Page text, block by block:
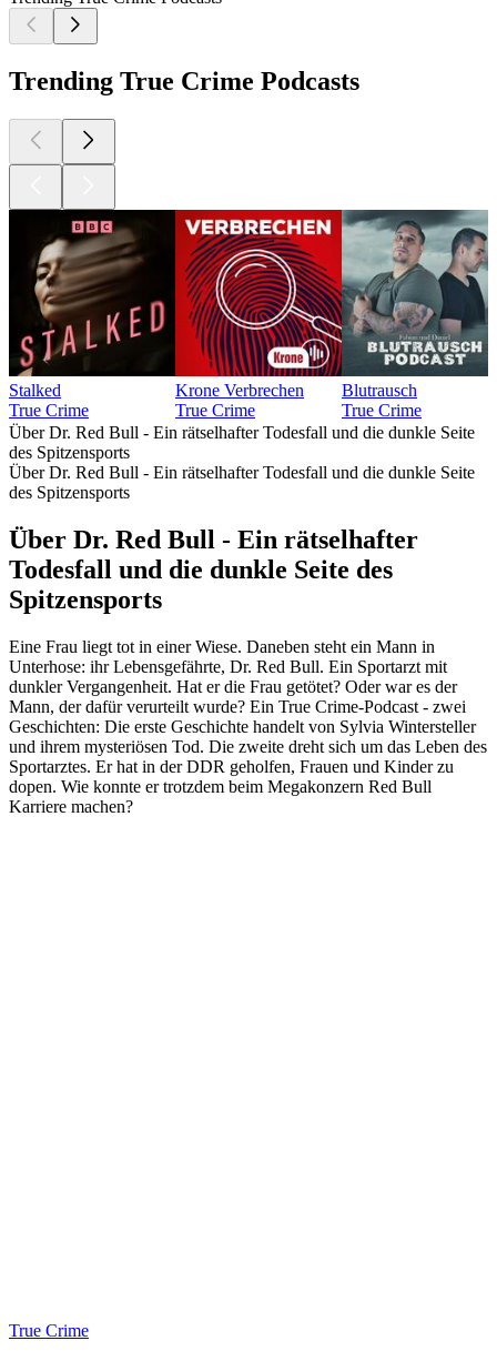
Trending True Crime Podcasts
Stalked
True Crime
Krone Verbrechen
True Crime
Blutrausch
True Crime
Über Dr. Red Bull - Ein rätselhafter Todesfall und die dunkle Seite
des Spitzensports
Über Dr. Red Bull - Ein rätselhafter Todesfall und die dunkle Seite
des Spitzensports
Über Dr. Red Bull - Ein rätselhafter
Todesfall und die dunkle Seite des
Spitzensports
Eine Frau liegt tot in einer Wiese. Daneben steht ein Mann in
Unterhose: ihr Lebensgefährte, Dr. Red Bull. Ein Sportarzt mit
dunkler Vergangenheit. Hat er die Frau getötet? Oder war es der
Mann, der dafür verurteilt wurde? Ein True Crime-Podcast - zwei
Geschichten: Die erste Geschichte handelt von Sylvia Wintersteller
und ihrem mysteriösen Tod. Die zweite dreht sich um das Leben des
Sportarztes. Er hat in der DDR geholfen, Frauen und Kinder zu
dopen. Wie konnte er trotzdem beim Megakonzern Red Bull
Karriere machen?
True Crime